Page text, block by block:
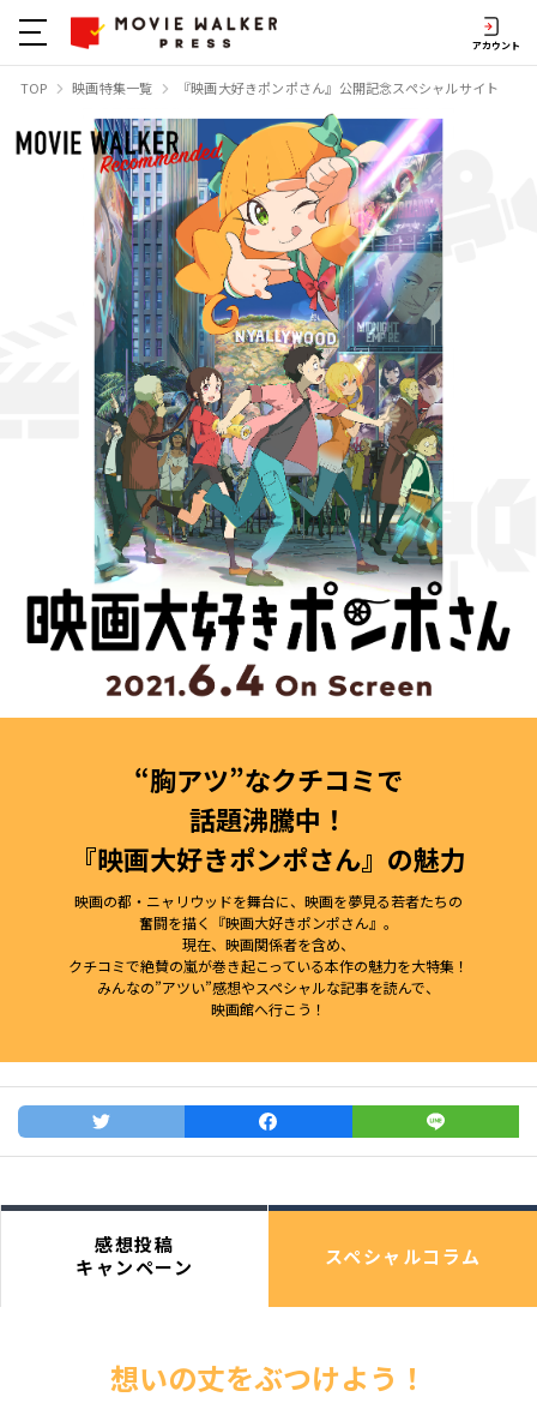
アカウント
TOP 映画特集一覧 『映画大好きポンポさん』公開記念スペシャルサイト
“胸アツ”なクチコミで
話題沸騰中！
『映画大好きポンポさん』の魅力
映画の都・ニャリウッドを舞台に、映画を夢見る若者たちの
奮闘を描く『映画大好きポンポさん』。
現在、映画関係者を含め、
クチコミで絶賛の嵐が巻き起こっている本作の魅力を大特集！
みんなの”アツい”感想やスペシャルな記事を読んで、
映画館へ行こう！
感想投稿
キャンペーン
スペシャルコラム
想いの丈をぶつけよう！